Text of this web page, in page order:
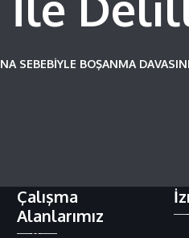
SEBEBIYLE BOŞANMA
Çalışma
Alanlarımız